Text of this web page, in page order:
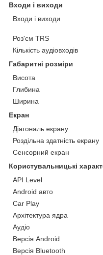
Входи і виходи
Входи і виходи
Роз'єм TRS
Кількість аудіовходів
Габаритні розміри
Висота
Глибина
Ширина
Екран
Діагональ екрану
Роздільна здатність екрану
Сенсорний екран
Користувальницькі
API Level
Android авто
Car Play
Архітектура ядра
Аудіо
Версія Android
Версія Bluetooth